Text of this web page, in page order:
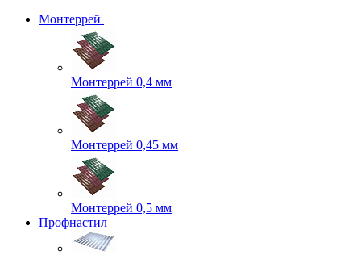
Монтеррей
Монтеррей 0,4 мм
Монтеррей 0,45 мм
Монтеррей 0,5 мм
Профнастил